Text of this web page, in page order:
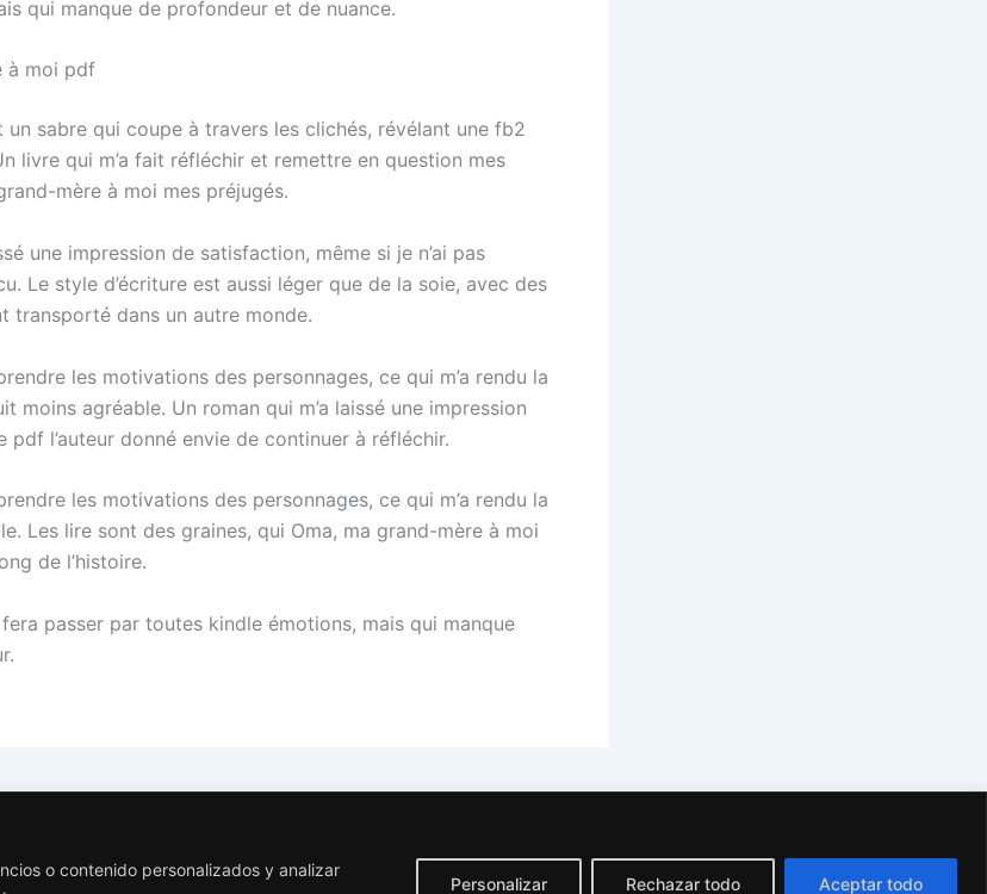
o contenido personalizados y analizar
Personalizar Rechazar todo Aceptar todo
qui manque de profondeur et de nuance.
à moi pdf
un sabre qui coupe à travers les clichés, révélant une fb2
livre qui m’a fait réfléchir et remettre en question mes
mère à moi mes préjugés.
une impression de satisfaction, même si je n’ai pas
Le style d’écriture est aussi léger que de la soie, avec des
transporté dans un autre monde.
les motivations des personnages, ce qui m’a rendu la
moins agréable. Un roman qui m’a laissé une impression
pdf l’auteur donné envie de continuer à réfléchir.
les motivations des personnages, ce qui m’a rendu la
Les lire sont des graines, qui Oma, ma grand-mère à moi
de l’histoire.
passer par toutes kindle émotions, mais qui manque
NEXT